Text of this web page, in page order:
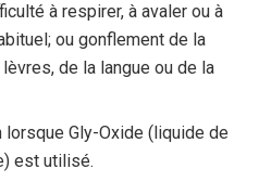
à respirer, à avaler ou à
ou gonflement de la
de la langue ou de la
Gly-Oxide (liquide de
est utilisé.